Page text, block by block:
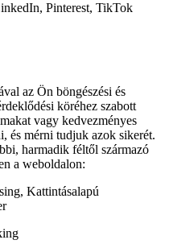
Pinterest, TikTok
az Ön böngészési és
köréhez szabott
vagy kedvezményes
és mérni tudjuk azok sikerét.
harmadik féltől származó
a weboldalon:
Kattintásalapú